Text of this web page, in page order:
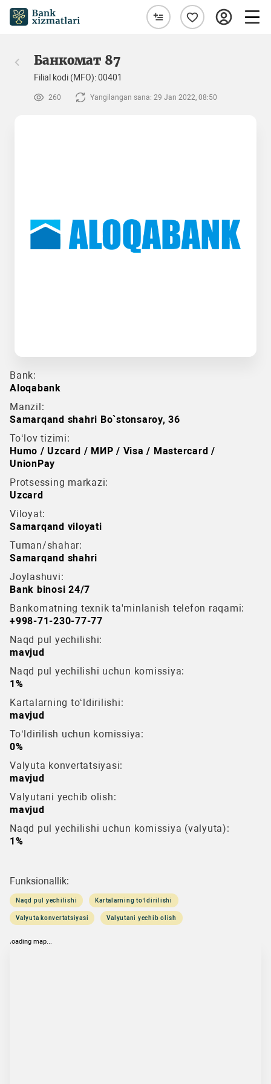
Банкомат 87
Filial kodi (MFO): 00401
260 Yangilangan sana: 29 Jan 2022, 08:50
Bank:
Aloqabank
Manzil:
Samarqand shahri Bo`stonsaroy, 36
To‘lov tizimi:
Humo / Uzcard / МИР / Visa / Mastercard /
UnionPay
Protsessing markazi:
Uzcard
Viloyat:
Samarqand viloyati
Tuman/shahar:
Samarqand shahri
Joylashuvi:
Bank binosi 24/7
Bankomatning texnik ta'minlanish telefon raqami:
+998-71-230-77-77
Naqd pul yechilishi:
mavjud
Naqd pul yechilishi uchun komissiya:
1%
Kartalarning to‘ldirilishi:
mavjud
To‘ldirilish uchun komissiya:
0%
Valyuta konvertatsiyasi:
mavjud
Valyutani yechib olish:
mavjud
Naqd pul yechilishi uchun komissiya (valyuta):
1%
Funksionallik:
Naqd pul yechilishi Kartalarning to‘ldirilishi
Valyuta konvertatsiyasi Valyutani yechib olish
loading map...